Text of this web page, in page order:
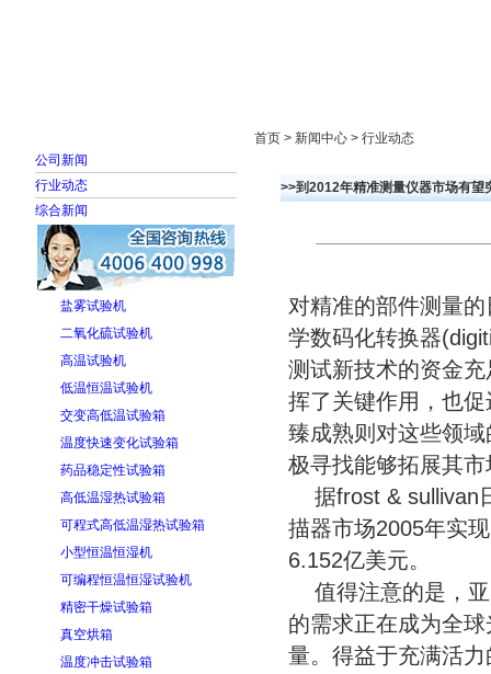
公司新闻
行业动态
综合新闻
盐雾试验机
二氧化硫试验机
高温试验机
低温恒温试验机
交变高低温试验箱
温度快速变化试验箱
药品稳定性试验箱
高低温湿热试验箱
可程式高低温湿热试验箱
小型恒温恒湿机
可编程恒温恒湿试验机
精密干燥试验箱
真空烘箱
温度冲击试验箱
首页 > 新闻中心 > 行业动态
>>到2012年精准测量仪器市场有望
对精准的部件测量
学数码化转换器
测试新技术的资金
挥了关键作用，也
臻成熟则对这些领
极寻找能够拓展其
据frost & sullivan
描器市场2005年实
6.152亿美元。
值得注意的是，亚
的需求正在成为全
量。得益于充满活